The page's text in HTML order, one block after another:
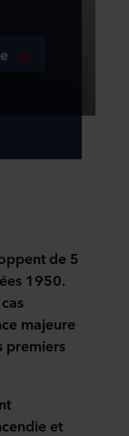
de 5
1950.
majeure
premiers
et